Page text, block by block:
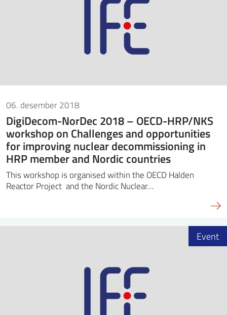
06. desember 2018
DigiDecom-NorDec 2018 – OECD-HRP/NKS
workshop on Challenges and opportunities
for improving nuclear decommissioning in
HRP member and Nordic countries
This workshop is organised within the OECD Halden
Reactor Project and the Nordic Nuclear…
Event